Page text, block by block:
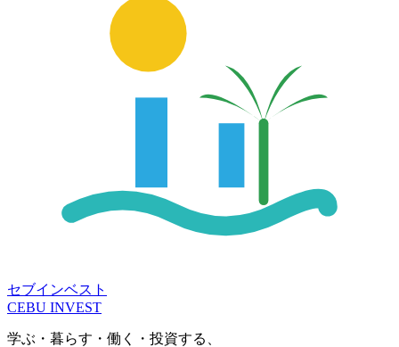
セブインベスト
CEBU INVEST
学ぶ・暮らす・働く・投資する、